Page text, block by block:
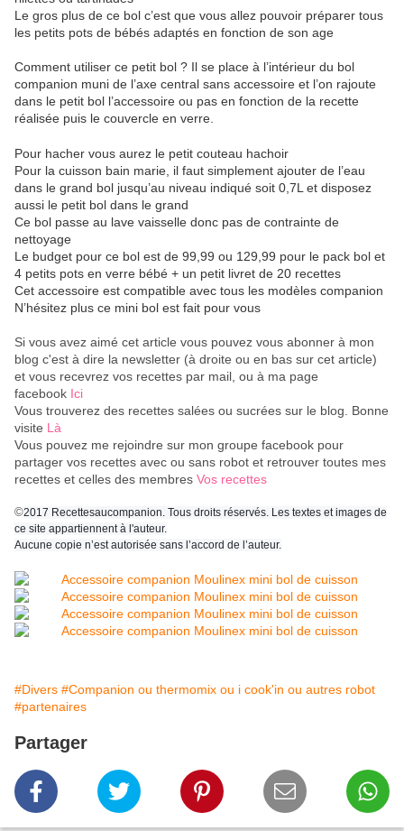
Le gros plus de ce bol c’est que vous allez pouvoir préparer tous
les petits pots de bébés adaptés en fonction de son age
Comment utiliser ce petit bol ? Il se place à l’intérieur du bol
companion muni de l’axe central sans accessoire et l’on rajoute
dans le petit bol l’accessoire ou pas en fonction de la recette
réalisée puis le couvercle en verre.
Pour hacher vous aurez le petit couteau hachoir
Pour la cuisson bain marie, il faut simplement ajouter de l’eau
dans le grand bol jusqu’au niveau indiqué soit 0,7L et disposez
aussi le petit bol dans le grand
Ce bol passe au lave vaisselle donc pas de contrainte de
nettoyage
Le budget pour ce bol est de 99,99 ou 129,99 pour le pack bol et
4 petits pots en verre bébé + un petit livret de 20 recettes
Cet accessoire est compatible avec tous les modèles companion
N’hésitez plus ce mini bol est fait pour vous
Si vous avez aimé cet article vous pouvez vous abonner à mon
blog c'est à dire la newsletter (à droite ou en bas sur cet article)
et vous recevrez vos recettes par mail, ou à ma page
facebook Ici
Vous trouverez des recettes salées ou sucrées sur le blog. Bonne
visite Là
Vous pouvez me rejoindre sur mon groupe facebook pour
partager vos recettes avec ou sans robot et retrouver toutes mes
recettes et celles des membres Vos recettes
©2017 Recettesaucompanion. Tous droits réservés. Les textes et images de
ce site appartiennent à l'auteur.
Aucune copie n’est autorisée sans l’accord de l’auteur.
#Divers #Companion ou thermomix ou i cook'in ou autres robot
#partenaires
Partager